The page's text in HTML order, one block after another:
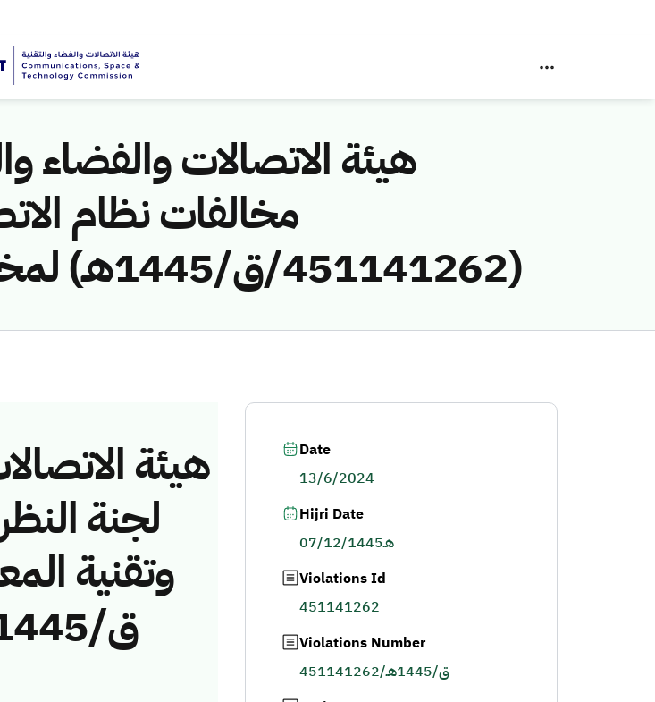
هيئة الاتصالات والفضاء
مخالفات نظام
(451141262/ق/1445هـ) لمخالفة (محمد ابراهيم الصانع)
هيئة
لجنة
Date
13/6/2024
Hijri Date
07/12/1445هـ
Violations Id
451141262
Violations Number
451141262/ق/1445هـ